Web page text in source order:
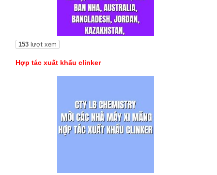
153lượt xem
Hợp tác xuất khẩu clinker